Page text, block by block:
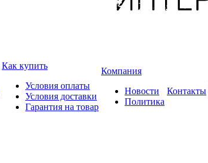
Как купить
Условия оплаты
Условия доставки
Гарантия на товар
Компания
Новости
Политика
Контакты